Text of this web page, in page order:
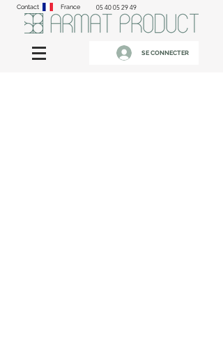
Contact France 05 40 05 29 49
SE CONNECTER